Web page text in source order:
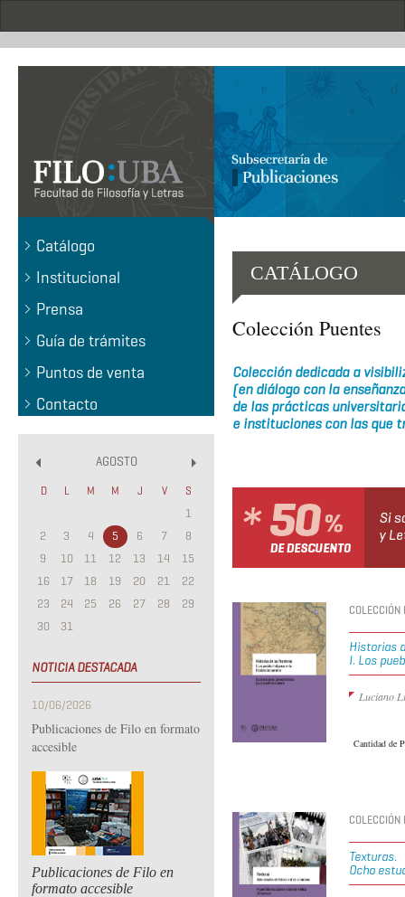
.
Catálogo
Institucional
Prensa
Guía de trámites
Puntos de venta
Contacto
AGOSTO
D L M M J V S
1
2
3 4 5 6 7
8
9
10 11 12 13 14
15
16
17 18 19 20 21
22
23
24 25 26 27 28
29
30
31
NOTICIA DESTACADA
10/06/2026
Publicaciones de Filo en formato
accesible
Publicaciones de Filo en
formato accesible
CATÁLOGO
Colección Puentes
Colección dedicada a
(en diálogo con la
de las prácticas
e instituciones con las que
Historias
I. Los
Luciano
Cantidad de
Texturas.
Ocho